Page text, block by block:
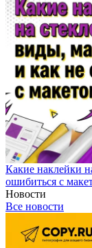
Какие наклейки
ошибиться с
Новости
Все новости